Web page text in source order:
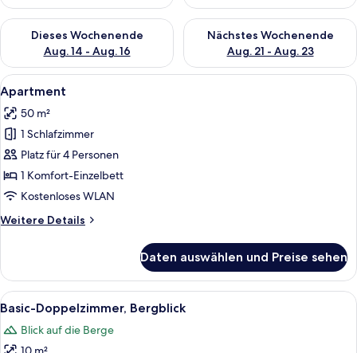
Dieses Wochenende
Aug. 14 - Aug. 16
Überprüfe die Verfügbarkeit für dieses Wochenende, Aug. 14
Nächstes Wochenende
Aug. 21 - Aug. 23
Überprüfe die Verfügbarkeit
Alle
Fotos
für
Apartment
anzeigen
Apartment | Daunenbettdecken,
14
Apartment
50 m²
1 Schlafzimmer
Platz für 4 Personen
1 Komfort-Einzelbett
Kostenloses WLAN
Weitere Details
Weitere
Daten auswählen und Preise sehen
Alle
Fotos
für
Ein Schlafzimmer mit einem Bett,
12
Basic-Doppelzimmer, Bergblick
Blick auf die Berge